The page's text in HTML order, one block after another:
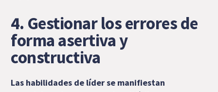
4. Gestionar los errores de
forma asertiva y
constructiva
Las habilidades de líder se manifiestan